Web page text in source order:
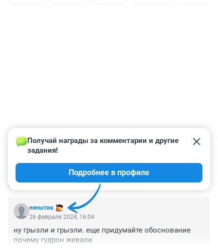
КОММЕНТАРИИ 3
ненытик
Получай награды за комментарии и другие
задания!
Подробнее в профиле
26 февраля 2024, 16:04
ну грызли и грызли. еще придумайте обоснование
почему гудрон жевали